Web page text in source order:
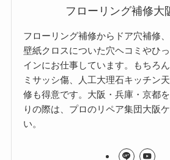
フローリング補修大
フローリング補修からドア穴補修
壁紙クロスについた穴ヘコミやひ
インにお仕事しています。もちろ
ミサッシ傷、人工大理石キッチン
修も得意です。大阪・兵庫・京都
りの際は、プロのリペア集団大阪
い。